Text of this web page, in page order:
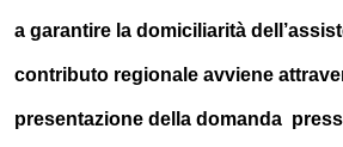
a garantire la domiciliarità
contributo regionale avviene
presentazione della domanda